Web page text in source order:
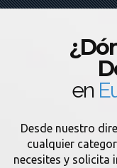
en
Desde nuestro
cualquier
necesites y solicita